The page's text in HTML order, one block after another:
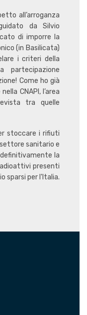
all’arroganza
da Silvio
di imporre la
(in Basilicata)
i criteri della
partecipazione
Come ho già
CNAPI, l’area
tra quelle
stoccare i rifiuti
sanitario e
la
presenti
sparsi per l'Italia.